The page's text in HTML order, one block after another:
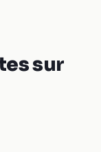
sur